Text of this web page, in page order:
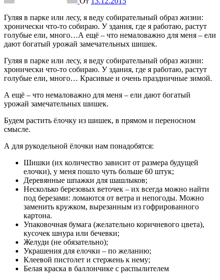
Гуляя в парке или лесу, я веду собирательный образ жизни:
хронически что-то собираю. У здания, где я работаю, растут
голубые ели, много…А ещё – что немаловажно для меня – ели
дают богатый урожай замечательных шишек.
Гуляя в парке или лесу, я веду собирательный образ жизни:
хронически что-то собираю. У здания, где я работаю, растут
голубые ели, много… Красивые и очень праздничные зимой.
А ещё – что немаловажно для меня – ели дают богатый
урожай замечательных шишек.
Будем растить ёлочку из шишек, в прямом и переносном
смысле.
А для рукодельной ёлочки нам понадобятся:
Шишки (их количество зависит от размера будущей
елочки), у меня пошло чуть больше 60 штук;
Деревянные шпажки для шашлыков;
Несколько березовых веточек – их всегда можно найти
под березами: ломаются от ветра и непогоды. Можно
заменить кружком, вырезанным из гофрированного
картона.
Упаковочная бумага (желательно коричневого цвета),
кусочек шнура или бечевки;
Желуди (не обязательно);
Украшения для елочки – по желанию;
Клеевой пистолет и стержень к нему;
Белая краска в баллончике с распылителем